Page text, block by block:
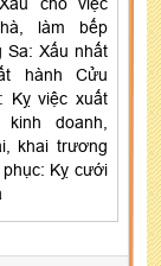
làm bếp
Sa: Xấu nhất
hành Cửu
Kỵ việc xuất
kinh doanh,
khai trương
Kỵ cưới